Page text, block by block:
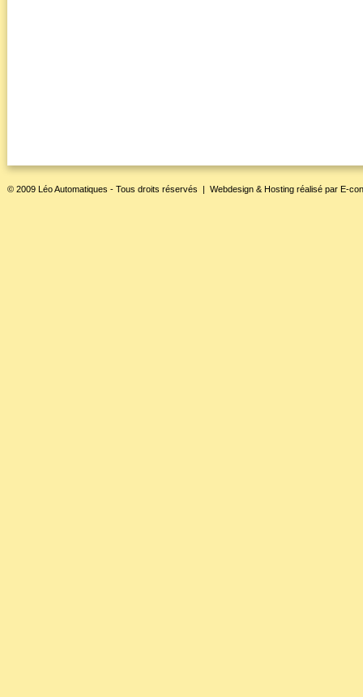
© 2009 Léo Automatiques - Tous droits réservés | Webdesign & Hosting réalisé par E-